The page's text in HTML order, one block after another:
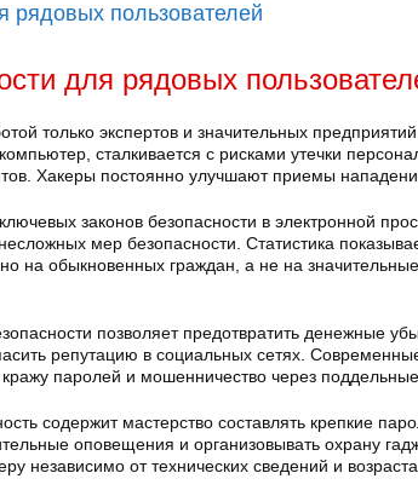
рядовых пользователей
для рядовых
только экспертов и значительных
сталкивается с рисками утечки
Хакеры постоянно улучшают приемы
законов безопасности в электронной
мер безопасности. Статистика
на обыкновенных граждан, а не на значительные
позволяет предотвратить денежные
репутацию в социальных сетях.
паролей и мошенничество через поддельные
содержит мастерство составлять крепкие
оповещения и организовывать охрану
независимо от технических сведений и возраста.